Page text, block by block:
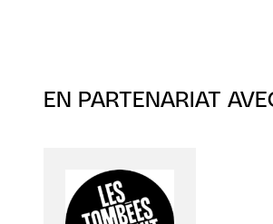
EN PARTENARIAT